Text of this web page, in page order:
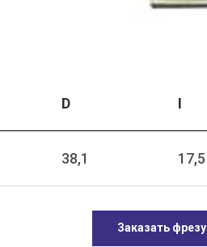
D I
38,1 17,5
Заказать фрезу